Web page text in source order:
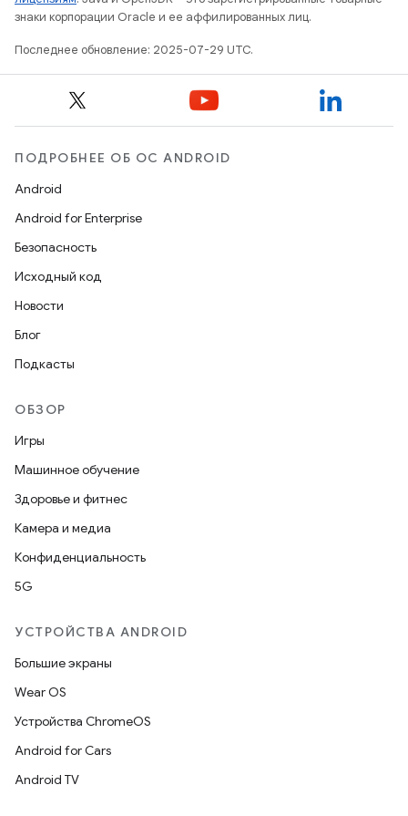
знаки корпорации Oracle и ее аффилированных лиц.
Последнее обновление: 2025-07-29 UTC.
ПОДРОБНЕЕ ОБ ОС ANDROID
Android
Android for Enterprise
Безопасность
Исходный код
Новости
Блог
Подкасты
ОБЗОР
Игры
Машинное обучение
Здоровье и фитнес
Камера и медиа
Конфиденциальность
5G
УСТРОЙСТВА ANDROID
Большие экраны
Wear OS
Устройства ChromeOS
Android for Cars
Android TV